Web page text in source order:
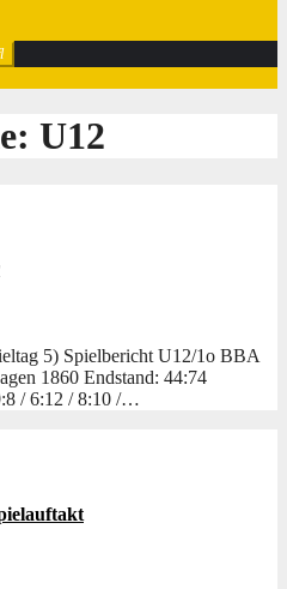
U12
5) Spielbericht U12/1o BBA
1860 Endstand: 44:74
/ 6:12 / 8:10 /…